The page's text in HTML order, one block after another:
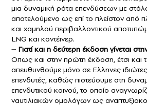
μια δυναμική ρότα επενδύσεων με
αποτελούμενο ως επί το πλείστον από
και χαμηλού περιβαλλοντικού
LNG και κοντέινερ.
– Γιατί και η δεύτερη έκδοση γίνεται
Οπως και στην πρώτη έκδοση, έτσι
απευθυνθούμε μόνο σε Ελληνες
επενδυτές, καθώς πιστεύουμε στη
επενδυτικού κοινού, το οποίο
ναυτιλιακών ομολόγων ως